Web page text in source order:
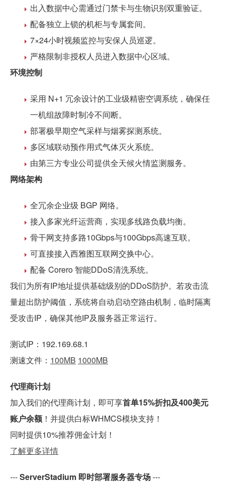
出入数据中心需通过门禁卡与生物识别双重验证。
配备独立上锁的机柜与专属套间。
7×24小时视频监控与安保人员巡逻。
严格限制非授权人员进入数据中心区域。
环境控制
采用 N+1 冗余设计的工业级精密空调系统，确保任
一机组故障时制冷不间断。
部署极早期空气采样与烟雾探测系统。
多区域联动预作用式气体灭火系统。
由第三方专业公司提供全天候火情监测服务。
网络架构
全冗余企业级 BGP 网络。
接入多家光纤运营商，实现多线路负载均衡。
骨干网支持多路10Gbps与100Gbps高速互联。
可直接接入西雅图互联网交换中心。
配备 Corero 智能DDoS清洗系统。
我们为所有IP地址提供基础级别的DDoS防护。若攻击流
量超出防护阈值，系统将自动启动空路由机制，临时隔离
受攻击IP，确保其他IP及服务器正常运行。
测试IP：192.169.68.1
测速文件： 100MB 1000MB
代理商计划
加入我们的代理商计划，即可享首单15%折扣及400美元
账户余额 ！并提供白标WHMCS模块支持！
同时提供10%推荐佣金计划！
了解更多详情
---ServerStadium 即时部署服务器专场---